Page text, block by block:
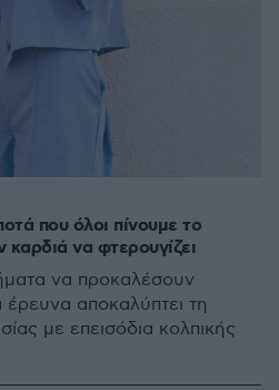
που όλοι πίνουμε το
καρδιά να φτερουγίζει
να προκαλέσουν
αποκαλύπτει τη
με επεισόδια κολπικής